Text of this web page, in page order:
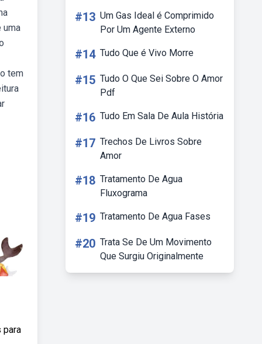
uma
tem
para
#13 Um Gas Ideal é Comprimido
Por Um Agente Externo
#14 Tudo Que é Vivo Morre
#15 Tudo O Que Sei Sobre O Amor
Pdf
#16 Tudo Em Sala De Aula História
#17 Trechos De Livros Sobre
Amor
#18 Tratamento De Agua
Fluxograma
#19 Tratamento De Agua Fases
#20 Trata Se De Um Movimento
Que Surgiu Originalmente